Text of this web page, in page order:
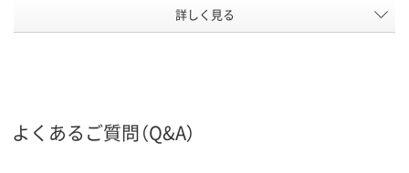
0.5mm 0.38mm、
アスクル
詳しく見る
よくあるご質問（Q&A）